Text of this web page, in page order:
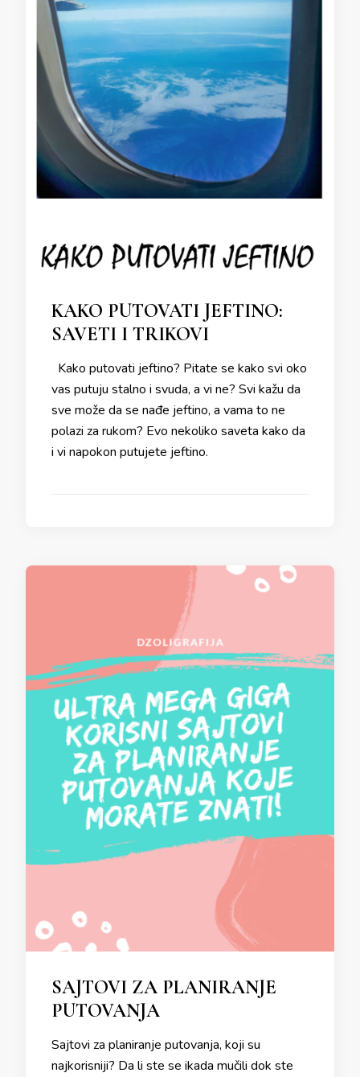
KAKO PUTOVATI JEFTINO:
SAVETI I TRIKOVI
Kako putovati jeftino? Pitate se kako svi oko
vas putuju stalno i svuda, a vi ne? Svi kažu da
sve može da se nađe jeftino, a vama to ne
polazi za rukom? Evo nekoliko saveta kako da
i vi napokon putujete jeftino.
SAJTOVI ZA PLANIRANJE
PUTOVANJA
Sajtovi za planiranje putovanja, koji su
najkorisniji? Da li ste se ikada mučili dok ste